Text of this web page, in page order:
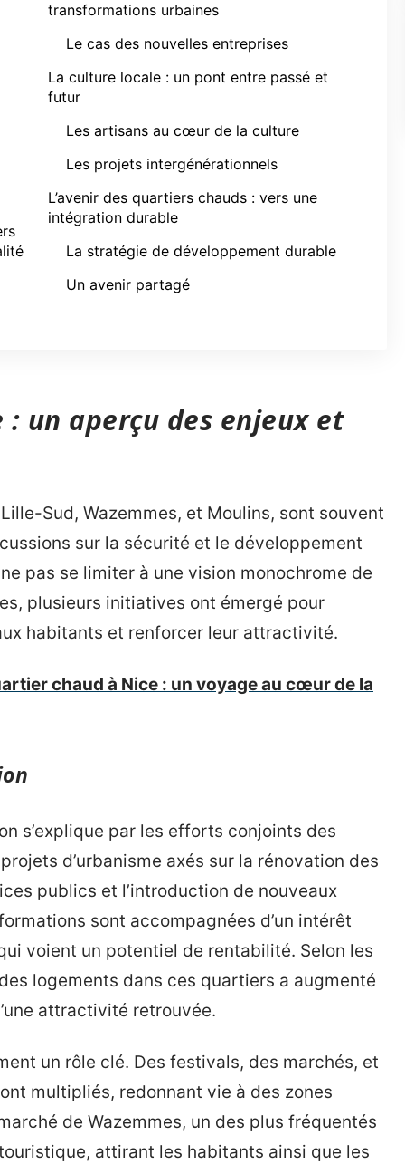
transformations urbaines
Le cas des nouvelles entreprises
La culture locale : un pont entre passé et
futur
Les artisans au cœur de la culture
Les projets intergénérationnels
L’avenir des quartiers chauds : vers une
intégration durable
La stratégie de développement durable
Un avenir partagé
un aperçu des enjeux et
Sud, Wazemmes, et Moulins, sont souvent
sur la sécurité et le développement
pas se limiter à une vision monochrome de
plusieurs initiatives ont émergé pour
habitants et renforcer leur attractivité.
chaud à Nice : un voyage au cœur de la
s’explique par les efforts conjoints des
d’urbanisme axés sur la rénovation des
publics et l’introduction de nouveaux
sont accompagnées d’un intérêt
voient un potentiel de rentabilité. Selon les
logements dans ces quartiers a augmenté
attractivité retrouvée.
un rôle clé. Des festivals, des marchés, et
multipliés, redonnant vie à des zones
de Wazemmes, un des plus fréquentés
attirant les habitants ainsi que les